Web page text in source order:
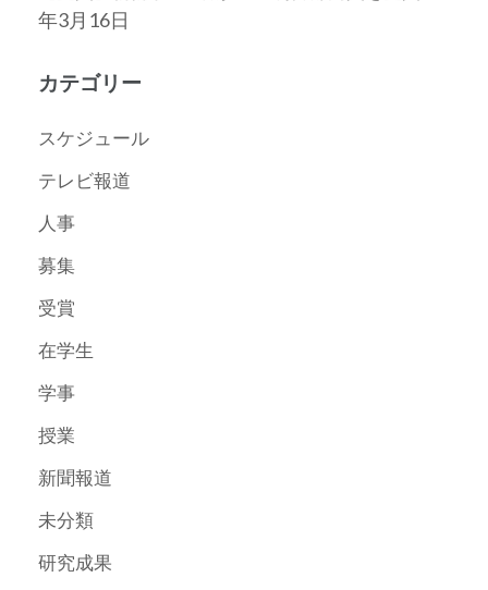
年3月16日
カテゴリー
スケジュール
テレビ報道
人事
募集
受賞
在学生
学事
授業
新聞報道
未分類
研究成果